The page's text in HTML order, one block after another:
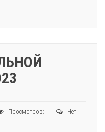
Просмотров:
Нет